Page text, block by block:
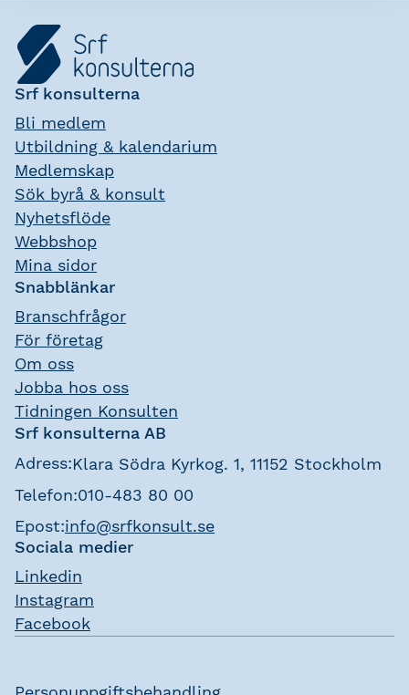
Srf konsulterna
Bli medlem
Utbildning & kalendarium
Medlemskap
Sök byrå & konsult
Nyhetsflöde
Webbshop
Mina sidor
Snabblänkar
Branschfrågor
För företag
Om oss
Jobba hos oss
Tidningen Konsulten
Srf konsulterna AB
Adress:Klara Södra Kyrkog. 1, 11152 Stockholm
Telefon:010-483 80 00
Epost:info@srfkonsult.se
Sociala medier
Linkedin
Instagram
Facebook